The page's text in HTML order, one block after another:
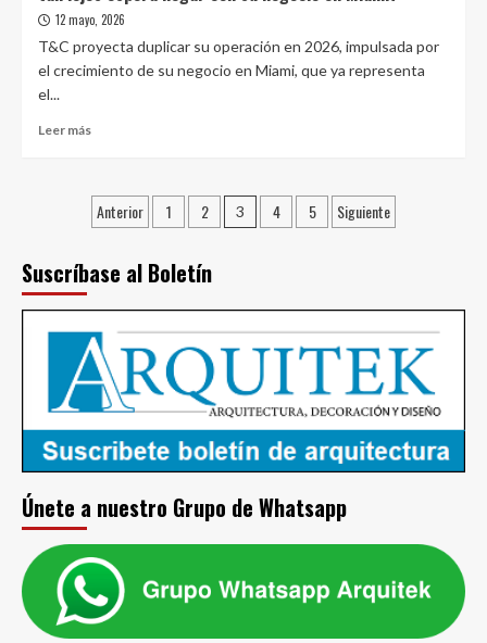
el
primer
mobiliario
hecho
País
12 mayo, 2026
T&C proyecta duplicar su operación en 2026, impulsada por
el crecimiento de su negocio en Miami, que ya representa
el...
Leer más
en
EE.UU.
a
T&C,
¿qué
tan
lejos
espera
llegar
su
negocio
Miami?
Paginación
entradas
Anterior 1 2 3 4 5 Siguiente
Suscríbase al Boletín
Únete a nuestro Grupo de Whatsapp